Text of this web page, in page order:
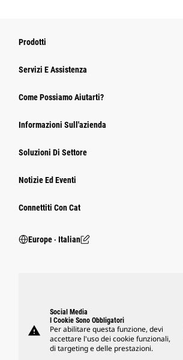
Prodotti
Servizi E Assistenza
Come Possiamo Aiutarti?
Informazioni Sull'azienda
Soluzioni Di Settore
Notizie Ed Eventi
Connettiti Con Cat
Europe ‧ Italian
warning
Social Media
I Cookie Sono Obbligatori
Per abilitare questa funzione, devi
accettare l'uso dei cookie funzionali,
di targeting e delle prestazioni.